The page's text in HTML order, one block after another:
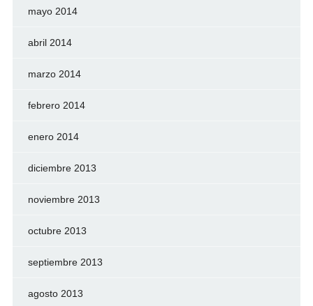
mayo 2014
abril 2014
marzo 2014
febrero 2014
enero 2014
diciembre 2013
noviembre 2013
octubre 2013
septiembre 2013
agosto 2013